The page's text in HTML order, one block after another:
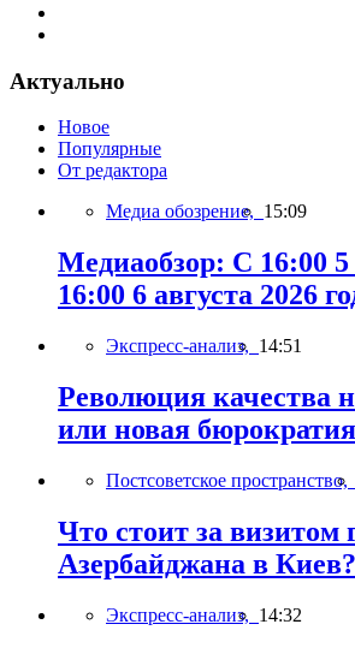
Актуально
Новое
Популярные
От редактора
Медиа обозрение, 15:09
Медиаобзор: С 16:00 5
16:00 6 августа 2026
Экспресс-анализ, 14:51
Революция качества
или новая
Постсоветское пространство,
Что стоит за
Азербайджана в Киев?
Экспресс-анализ, 14:32